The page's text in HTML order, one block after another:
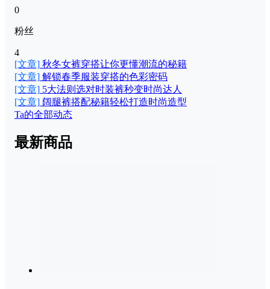
0
粉丝
4
[文章] 秋冬女裤穿搭让你更懂潮流的秘籍
[文章] 解锁春季服装穿搭的色彩密码
[文章] 5大法则选对时装裤秒变时尚达人
[文章] 阔腿裤搭配秘籍轻松打造时尚造型
Ta的全部动态
最新商品